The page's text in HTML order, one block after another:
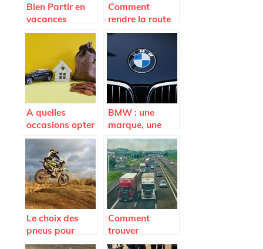
Bien Partir en
vacances
Comment
rendre la route
agréable ?
A quelles
occasions opter
pour la location
de voiture ?
BMW : une
marque, une
performance
Le choix des
pneus pour
votre moto
Comment
trouver
facilement les